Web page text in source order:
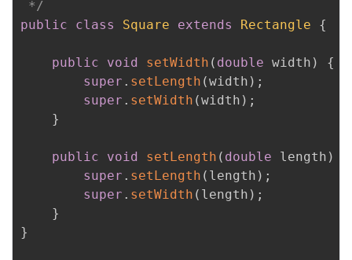
*/
public
class Square extends Rectangle {
public void setWidth ( double width )
{
super . setLength (width ) ;
super . setWidth (width ) ;
}
public void setLength ( double length )
super . setLength ( length ) ;
super . setWidth ( length ) ;
}
}